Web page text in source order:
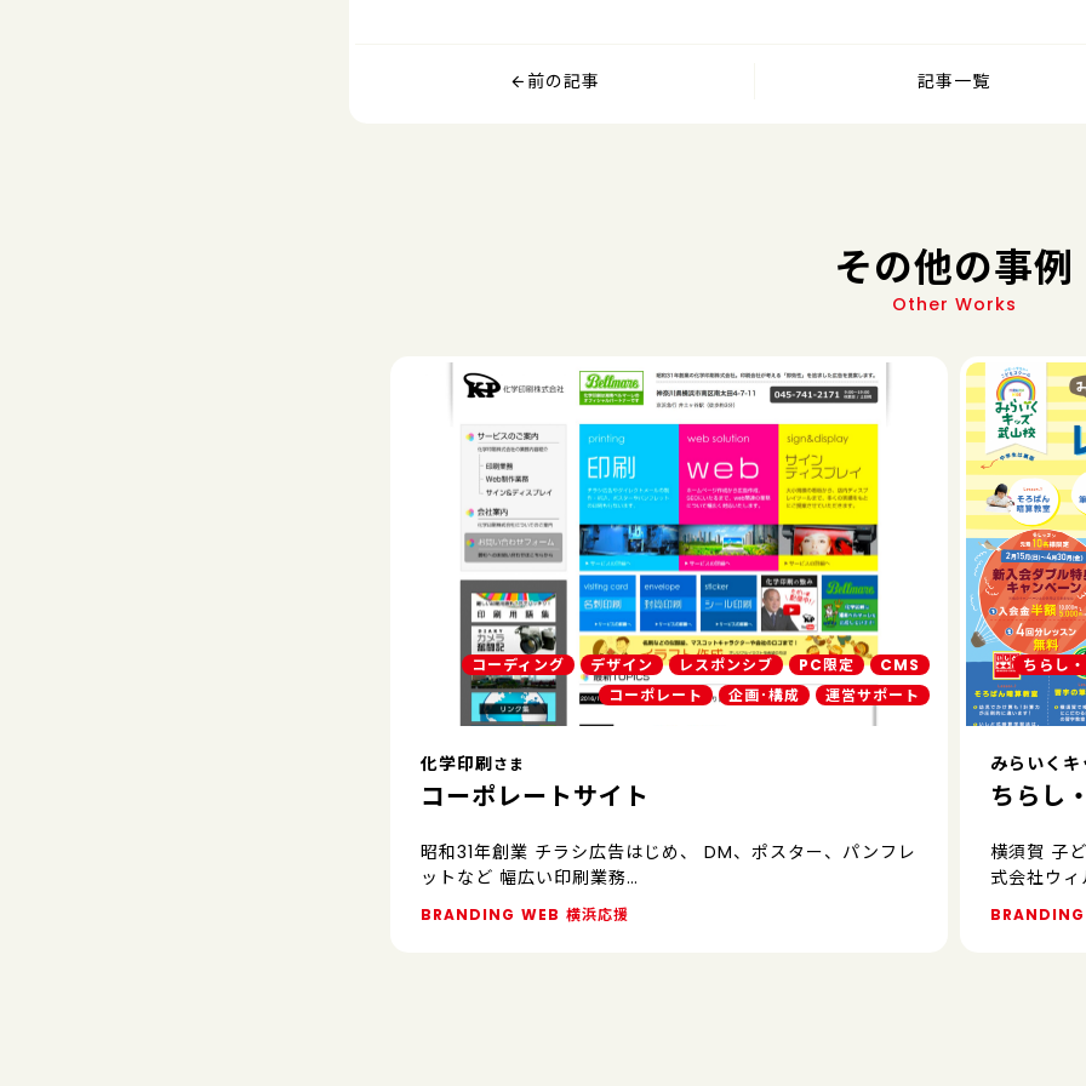
前の記事 記事一覧
その他の事例
Other Works
コーディング デザイン レスポンシブ PC限定
CMS
コーポレート
企画･構成 運営サポート
化学印刷さま
コーポレートサイト
昭和31年創業 チラシ広告はじめ、 DM、ポスター、パンフレ
ットなど 幅広い印刷業務…
BRANDING WEB 横浜応援
ちらし
みらいく
ちらし
横須賀 子
式会社ウ
BRANDING